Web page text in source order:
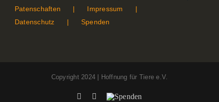
Patenschaften
Impressum
Datenschutz
Spenden
Copyright 2024 | Hoffnung für Tiere e.V.
FacebookInstagram
Spenden